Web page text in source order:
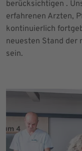
berücksichtigen .
erfahrenen Arzten,
kontinuierlich
neuesten Stand der
sein.